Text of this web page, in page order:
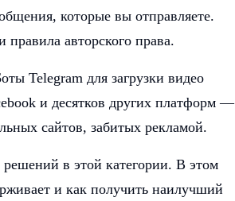
которые вы отправляете.
правила авторского права.
Telegram для загрузки видео
и десятков других платформ —
сайтов, забитых рекламой.
в этой категории. В этом
и как получить наилучший